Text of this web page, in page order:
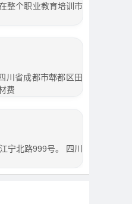
整个职业教育培训市
川省成都市郫都区田
费
宁北路999号。 四川